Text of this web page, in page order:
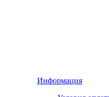
Информация